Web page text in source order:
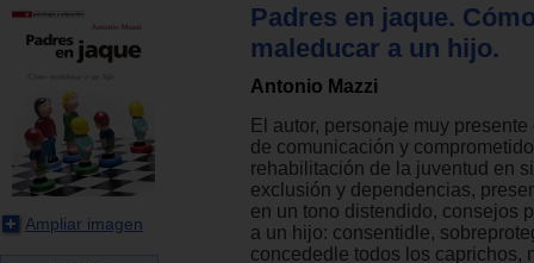
Ampliar imagen
Padres en jaque.
maleducar a un hijo.
Antonio Mazzi
El autor, personaje muy
de comunicación y
rehabilitación de la juventud en
exclusión y dependencias,
en un tono distendido, consejos
a un hijo: consentidle,
concededle todos los caprichos,